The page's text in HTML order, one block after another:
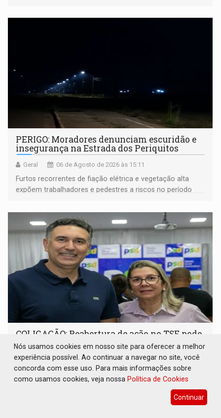
PERIGO: Moradores denunciam escuridão e
insegurança na Estrada dos Periquitos
Geral 06 de Agosto de 2026 às 15:11
Furtos recorrentes de fiação elétrica e vegetação alta
expõem trabalhadores e pedestres a riscos no período
COLIGAÇÃO: Reabertura de ação no TSE pode
resultar em cassação de prefeita de Pimenta
Bueno
Interior 06 de Agosto de 2026 às 15:10
O processo havia sido encerrado sem julgamento das
Nós usamos cookies em nosso site para oferecer a melhor
experiência possível. Ao continuar a navegar no site, você
concorda com esse uso. Para mais informações sobre
como usamos cookies, veja nossa Política de Cookies
Continuar